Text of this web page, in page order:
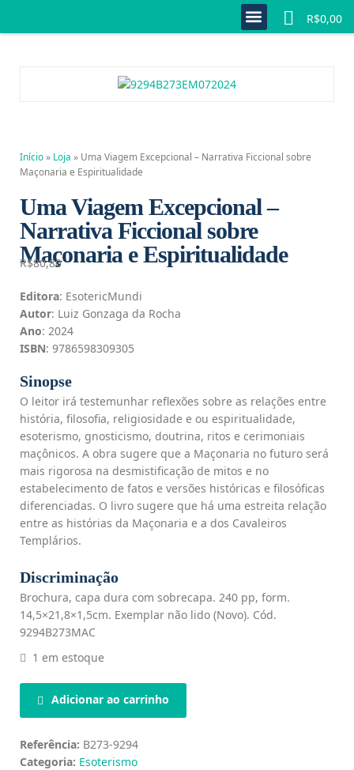
R$0,00
Início» Loja » Uma Viagem Excepcional – Narrativa Ficcional sobre
Maçonaria e Espiritualidade
Uma Viagem Excepcional –
Narrativa Ficcional sobre
Maçonaria e Espiritualidade
R$80,80
Editora: EsotericMundi
Autor: Luiz Gonzaga da Rocha
Ano: 2024
ISBN: 9786598309305
Sinopse
O leitor irá testemunhar reflexões sobre as relações entre
história, filosofia, religiosidade e ou espiritualidade,
esoterismo, gnosticismo, doutrina, ritos e cerimoniais
maçônicos. A obra sugere que a Maçonaria no futuro será
mais rigorosa na desmistificação de mitos e no
estabelecimento de fatos e versões históricas e filosóficas
diferenciadas. O livro sugere que há uma estreita relação
entre as histórias da Maçonaria e a dos Cavaleiros
Templários.
Discriminação
Brochura, capa dura com sobrecapa. 240 pp, form.
14,5×21,8×1,5cm. Exemplar não lido (Novo). Cód.
9294B273MAC
1 em estoque
Adicionar ao carrinho
Referência: B273-9294
Categoria: Esoterismo